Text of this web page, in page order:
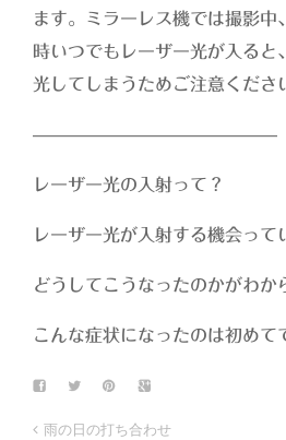
ます。ミラーレス機では撮影中
時いつでもレーザー光が入ると
光してしまうためご注意くださ
——————————————
レーザー光の入射って？
レーザー光が入射する機会って
どうしてこうなったのかがわか
こんな症状になったのは初めて
雨の日の打ち合わせ